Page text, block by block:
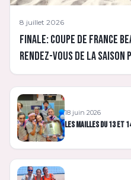
8 juillet 2026
Finale: Coupe de France
rendez-vous de la saison
18 juin 2026
Les Mailles du 13 et